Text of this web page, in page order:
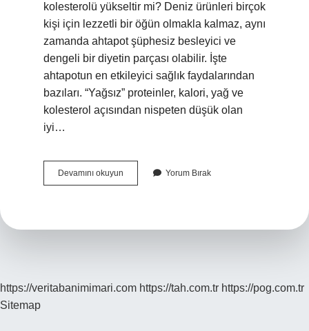
kolesterolü yükseltir mi? Deniz ürünleri birçok
kişi için lezzetli bir öğün olmakla kalmaz, aynı
zamanda ahtapot şüphesiz besleyici ve
dengeli bir diyetin parçası olabilir. İşte
ahtapotun en etkileyici sağlık faydalarından
bazıları. “Yağsız” proteinler, kalori, yağ ve
kolesterol açısından nispeten düşük olan
iyi…
Devamını okuyun
Yemek
Yorum Bırak
https://veritabanimimari.com https://tah.com.tr https://pog.com.tr
Sitemap